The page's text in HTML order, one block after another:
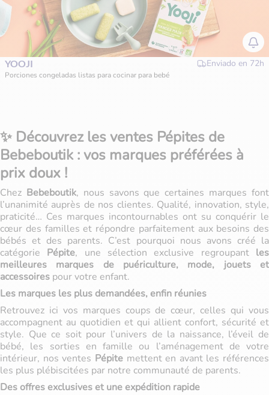
YOOJI Enviado en 72h
Porciones congeladas listas para cocinar para bebé
✨ Découvrez les ventes Pépites de
Bebeboutik : vos marques préférées à
prix doux !
Chez Bebeboutik, nous savons que certaines marques font
l’unanimité auprès de nos clientes. Qualité, innovation, style,
praticité… Ces marques incontournables ont su conquérir le
cœur des familles et répondre parfaitement aux besoins des
bébés et des parents. C’est pourquoi nous avons créé la
catégorie Pépite, une sélection exclusive regroupant les
meilleures marques de puériculture, mode, jouets et
accessoires pour votre enfant.
Les marques les plus demandées, enfin réunies
Retrouvez ici vos marques coups de cœur, celles qui vous
accompagnent au quotidien et qui allient confort, sécurité et
style. Que ce soit pour l’univers de la naissance, l’éveil de
bébé, les sorties en famille ou l’aménagement de votre
intérieur, nos ventes Pépitemettent en avant les références
les plus plébiscitées par notre communauté de parents.
Des offres exclusives et une expédition rapide